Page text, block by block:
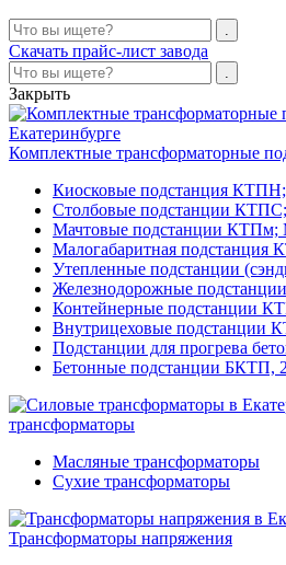
Скачать прайс-лист завода
Закрыть
Комплектные трансформаторные
Киосковые подстанция
Столбовые подстанции
Мачтовые подстанции
Малогабаритная
Утепленные подстанции
Железнодорожные
Контейнерные подстанции
Внутрицеховые подстанции
Подстанции для прогрева
Бетонные подстанции БКТП,
трансформаторы
Масляные трансформаторы
Сухие трансформаторы
Трансформаторы напряжения